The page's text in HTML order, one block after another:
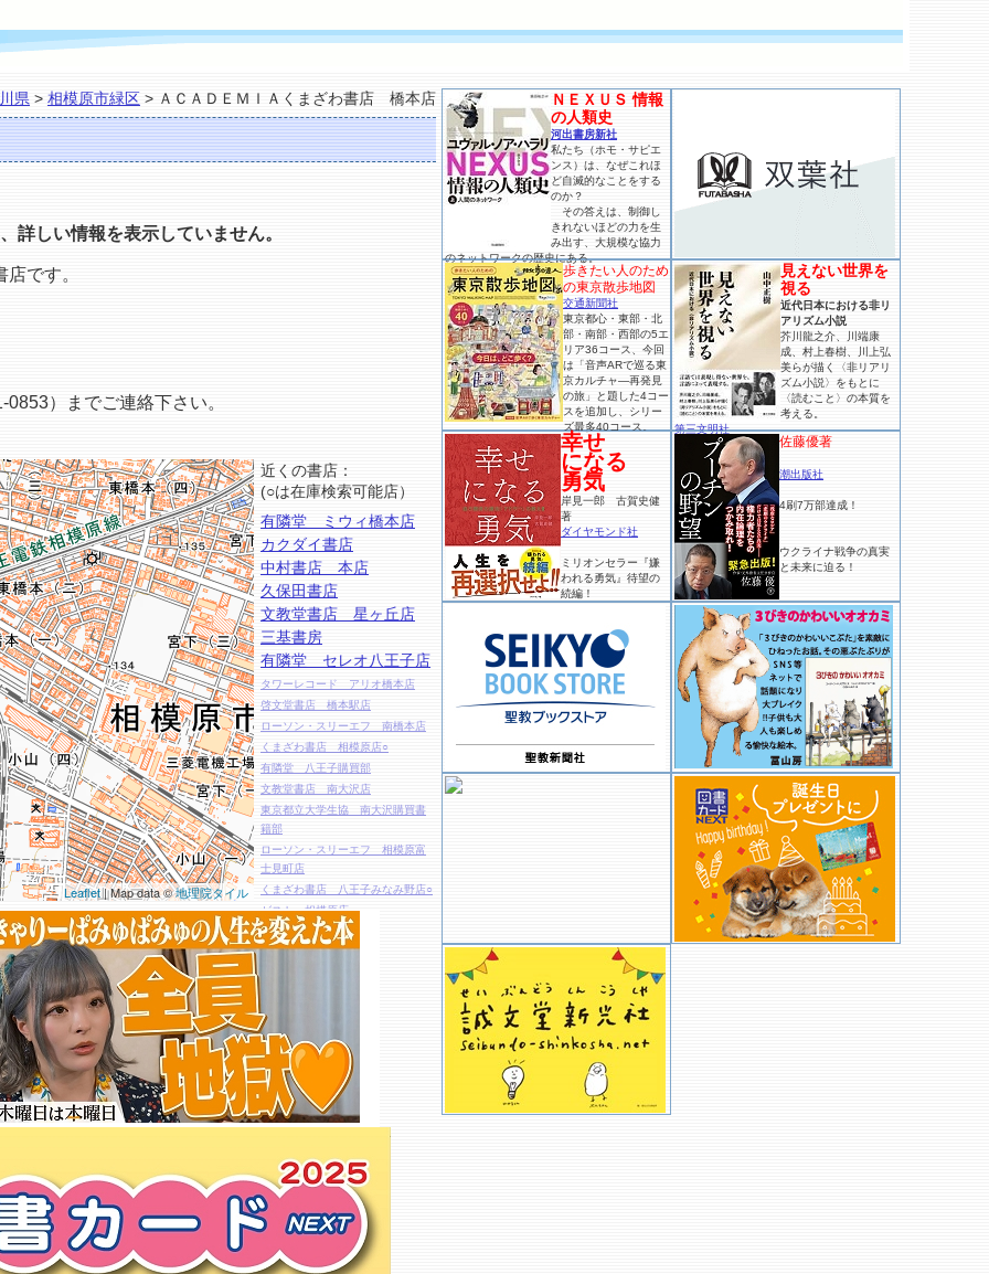
県 > 相模原市緑区 > ＡＣＡＤＥＭＩＡくまざわ書店 橋本店
詳しい情報を表示していません。
です。
）までご連絡下さい。
Leaflet| Map data ©地理院タイル
近くの書店：
(○は在庫検索可能店）
有隣堂 ミウィ橋本店
カクダイ書店
中村書店 本店
久保田書店
文教堂書店 星ヶ丘店
三基書房
有隣堂 セレオ八王子店
タワーレコード アリオ橋本店
啓文堂書店 橋本駅店
ローソン・スリーエフ 南橋本店
くまざわ書店 相模原店○
有隣堂 八王子購買部
文教堂書店 南大沢店
東京都立大学生協 南大沢購買書
籍部
ローソン・スリーエフ 相模原富
士見町店
くまざわ書店 八王子みなみ野店○
ゼスト 相模原店
麻布大学生協 書籍店
ＷＩＬＤ－１ 多摩ニュータウン
伊勢原書店 城山店
ローソン・スリーエフ 上溝番田
店
有隣堂 淵野辺店
三晃堂本店北野店
宇宙科学研究所生協
青山学院購買会 相模原店
法政大学生協 書籍部多摩店
東京薬科大学生協 購買書籍部
ドン・キホーテ 京王堀之内店
桜美林学園生協 購買書籍部
くまざわ書店 町田根岸店○
久美堂 愛川店
ＮＥＸＵＳ 情報
の人類史
河出書房新社
私たち（ホモ・サピエ
ンス）は、なぜこれほ
ど自滅的なことをする
のか？
その答えは、制御し
きれないほどの力を生
み出す、大規模な協力
のネットワークの歴史にある。
歩きたい人のため
の東京散歩地図
交通新聞社
東京都心・東部・北
部・南部・西部の5エ
リア36コース、今回
は「音声ARで巡る東
京カルチャ―再発見
の旅」と題した4コー
スを追加し、シリー
ズ最多40コース。
見えない世界を
視る
近代日本における非リ
アリズム小説
芥川龍之介、川端康
成、村上春樹、川上弘
美らが描く〈非リアリ
ズム小説〉をもとに
〈読むこと〉の本質を
考える。
第三文明社
幸せ
になる
勇気
岸見一郎 古賀史健
著
ダイヤモンド社
ミリオンセラー『嫌
われる勇気』待望の
続編！
佐藤優著
潮出版社
4刷7万部達成！
ウクライナ戦争の真実
と未来に迫る！